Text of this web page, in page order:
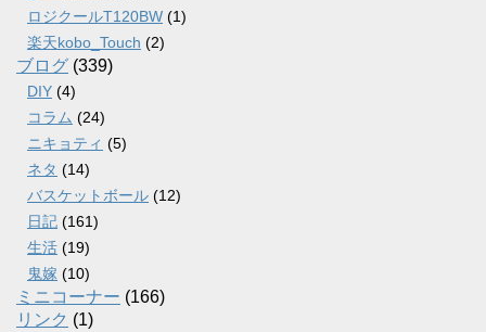
ロジクールT120BW (1)
楽天kobo_Touch (2)
ブログ (339)
DIY (4)
コラム (24)
ニキョティ (5)
ネタ (14)
バスケットボール (12)
日記 (161)
生活 (19)
鬼嫁 (10)
ミニコーナー (166)
リンク (1)